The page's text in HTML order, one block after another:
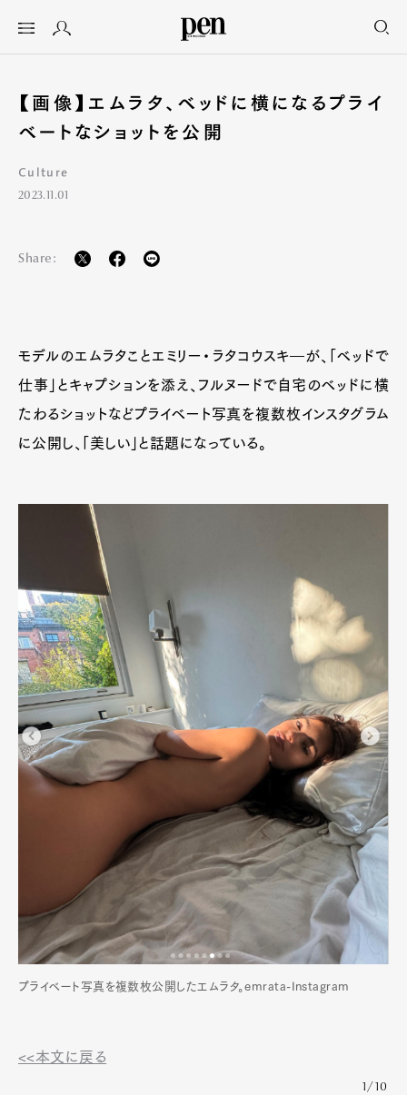
【画像】エムラタ、ベッドに横になるプライ
ベートなショットを公開
Culture
2023.11.01
Share:
モデルのエムラタことエミリー・ラタコウスキ―が、「ベッドで
仕事」とキャプションを添え、フルヌードで自宅のベッドに横
たわるショットなどプライベート写真を複数枚インスタグラム
に公開し、「美しい」と話題になっている。
プライベート写真を複数枚公開したエムラタ。emrata-Instagram
<<本文に戻る
1/10